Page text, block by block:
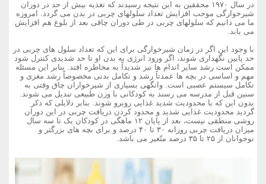
در سال ۱۹۷۰ محققین به این نتیجه رسیدند که تغذیه بیش از حد در دوران
شیرخوارگی موجب افزایش تعداد سلولهای چربی در بدن می گردد. امروزه
ما می دانیم که سلولهای چربی در طی دوران چاقی بعد از بلوغ هم افزایش
می یابد.
با وجود این اگر در زمان شیرخوارگی برای این که تعداد سلول های چربی در
حد پایین نگهداری شوند، اگر ورود انرژی به بدن او تا حد شدیدی کنترل شود
ممکن است رشد سایر اندام ها نیز شدیداً به مخاطره افتد. بنابر این مسئله
مهم و اساسی در بچه ها عمدتاً رشد و تکامل بدنی مخصوصاً رشد مغزی و
تکامل سیستم عصبی است. وانگهی بسیاری از شیرخواران چاق وقتی به
سنین قبل از مدرسه می رسند به کودکانی با وزن طبیعی تبدیل می شوند.
بدون این که با محدودیت شدید غذایی روبرو شوند. بنابر دلایلی که ذکر
گردید محدودیت غذایی شدید و محدود کردن دریافت چربی در این دوران
روشی منطقی نیست، بعد از پایان ۱۲ ماهگی در کودکان یک تا سه سال
میزان دریافت چربی روزانه ۳۰ تا ۴۰ درصد و برای بچه های بزرگتر و
نوجوانان از ۲۵ تا ۳۵ درصد متّغیر می باشد.